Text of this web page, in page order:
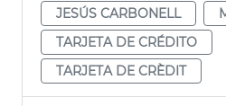
JESÚS CARBONELL
TARJETA DE CRÉDITO
TARJETA DE CRÈDIT